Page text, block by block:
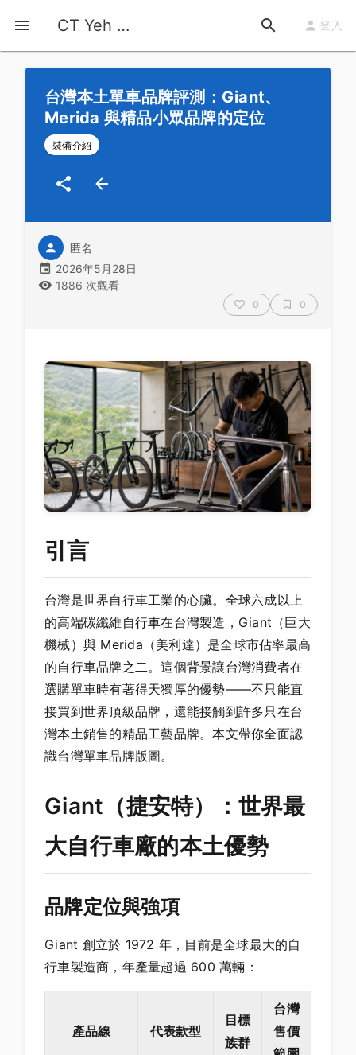
CT Yeh 公路車基地 登入
首頁 運動知識
台灣本土單車品牌評測：Giant、
Merida 與精品小眾品牌的定位
裝備介紹
匿名
2026年5月28日
1886 次觀看
0 0
引言
台灣是世界自行車工業的心臟。全球六成以上
的高端碳纖維自行車在台灣製造，Giant（巨大
機械）與 Merida（美利達）是全球市佔率最高
的自行車品牌之二。這個背景讓台灣消費者在
選購單車時有著得天獨厚的優勢——不只能直
接買到世界頂級品牌，還能接觸到許多只在台
灣本土銷售的精品工藝品牌。本文帶你全面認
識台灣單車品牌版圖。
Giant（捷安特）：世界最
大自行車廠的本土優勢
品牌定位與強項
Giant 創立於 1972 年，目前是全球最大的自
行車製造商，年產量超過 600 萬輛：
產品線 代表款型
目標
族群
台灣
售價